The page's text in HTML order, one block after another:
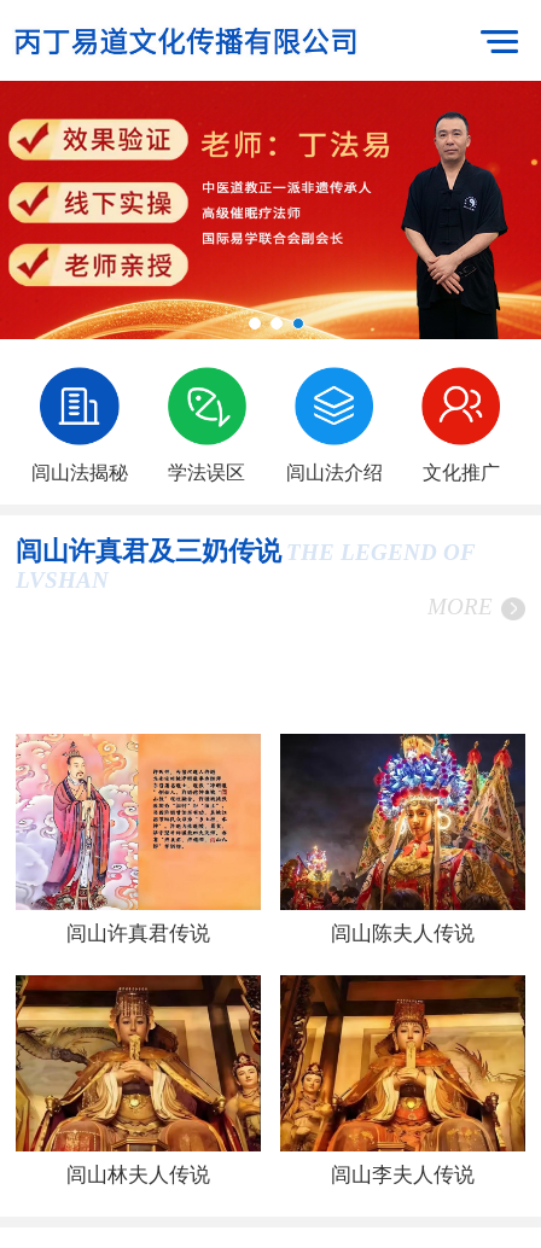
闾山法揭秘 学法误区 闾山法介绍 文化推广
闾山许真君及三奶传说 THE LEGEND OF
LVSHAN
MORE
闾山许真君传说 闾山陈夫人传说
闾山林夫人传说 闾山李夫人传说